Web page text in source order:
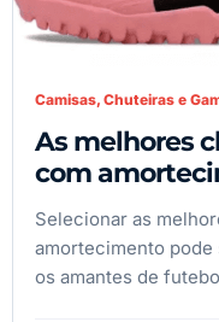
Camisas, Chuteiras e
As melhores
com
Selecionar as
amortecimento pode
os amantes de